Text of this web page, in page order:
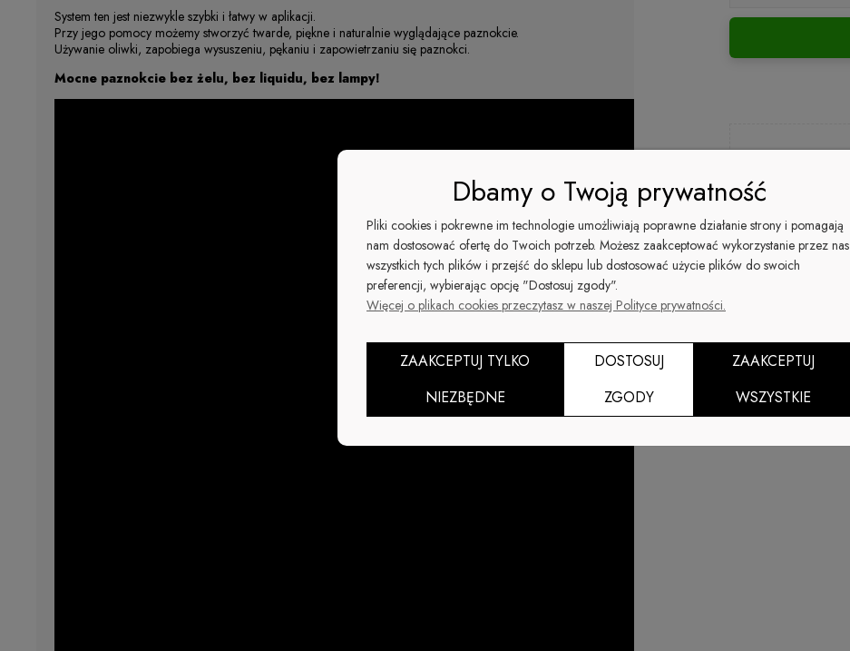
System ten jest niezwykle szybki i łatwy w aplikacji.
Przy jego pomocy możemy stworzyć twarde, piękne i naturalnie wyglądające paznokcie.
Używanie oliwki, zapobiega wysuszeniu, pękaniu i zapowietrzaniu się paznokci.
Mocne paznokcie bez żelu, bez liquidu, bez lampy!
Dbamy o Twoją prywatność
Pliki cookies i pokrewne im technologie umożliwiają poprawne działanie strony i pomagają
nam dostosować ofertę do Twoich potrzeb. Możesz zaakceptować wykorzystanie przez nas
wszystkich tych plików i przejść do sklepu lub dostosować użycie plików do swoich
preferencji, wybierając opcję "Dostosuj zgody".
Więcej o plikach cookies przeczytasz w naszej Polityce prywatności.
ZAAKCEPTUJ TYLKO
NIEZBĘDNE
DOSTOSUJ
ZGODY
ZAAKCEPTUJ
WSZYSTKIE